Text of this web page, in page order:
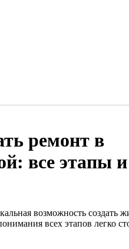
ремонт в
все этапы и
возможность создать
всех этапов легко